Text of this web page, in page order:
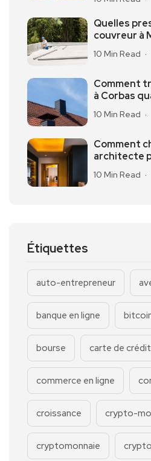
Quelles
couvreur à
10 Min Read
Comment
à Corbas
10 Min Read
Comment
architecte
10 Min Read
Étiquettes
auto-entrepreneur
banque en ligne
bourse carte de crédit
commerce en ligne
croissance crypto-
cryptomonnaie